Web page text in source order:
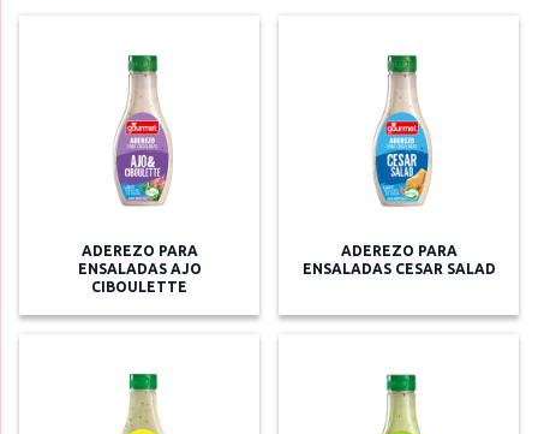
ADEREZO PARA
ENSALADAS AJO
CIBOULETTE
ADEREZO PARA
ENSALADAS CESAR SALAD